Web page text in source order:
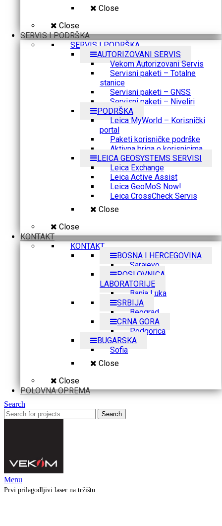
Close
Close
SERVIS I PODRŠKA
SERVIS I PODRŠKA
AUTORIZOVANI SERVIS
Vekom Autorizovani Servis
Servisni paketi – Totalne
stanice
Servisni paketi – GNSS
Servisni paketi – Niveliri
PODRŠKA
Leica MyWorld – Korisnički
portal
Paketi korisničke podrške
Aktivna briga o korisnicima
LEICA GEOSYSTEMS SERVISI
Leica Exchange
Leica Active Assist
Leica GeoMoS Now!
Leica CrossCheck Servis
Close
Close
KONTAKT
KONTAKT
BOSNA I HERCEGOVINA
Sarajevo
POSLOVNICA
LABORATORIJE
Banja Luka
SRBIJA
Beograd
CRNA GORA
Podgorica
BUGARSKA
Sofia
Close
Close
POLOVNA OPREMA
Search
Search
Menu
Prvi prilagodljivi laser na tržištu